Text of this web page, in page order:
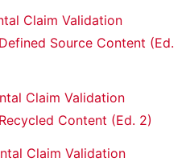
Claim Validation
Source Content (Ed.
Claim Validation
Content (Ed. 2)
Claim Validation